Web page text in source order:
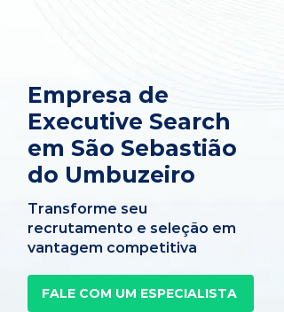
Empresa de
Executive Search
em São Sebastião
do Umbuzeiro
Transforme seu
recrutamento e seleção em
vantagem competitiva
FALE COM UM ESPECIALISTA